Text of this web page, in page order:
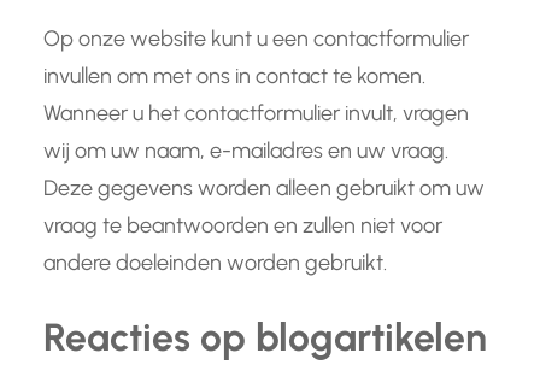
Op onze website kunt u een contactformulier
invullen om met ons in contact te komen.
Wanneer u het contactformulier invult, vragen
wij om uw naam, e-mailadres en uw vraag.
Deze gegevens worden alleen gebruikt om uw
vraag te beantwoorden en zullen niet voor
andere doeleinden worden gebruikt.
Reacties op blogartikelen